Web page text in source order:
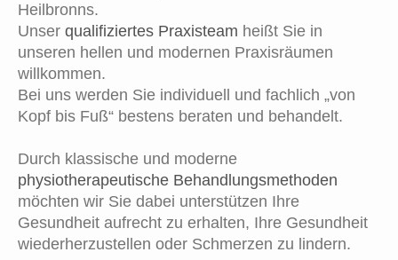
Heilbronns.
Unser qualifiziertes Praxisteam heißt Sie in
unseren hellen und modernen Praxisräumen
willkommen.
Bei uns werden Sie individuell und fachlich „von
Kopf bis Fuß“ bestens beraten und behandelt.
Durch klassische und moderne
physiotherapeutische Behandlungsmethoden
möchten wir Sie dabei unterstützen Ihre
Gesundheit aufrecht zu erhalten, Ihre Gesundheit
wiederherzustellen oder Schmerzen zu lindern.